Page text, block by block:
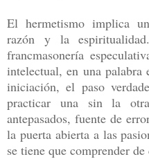
El hermetismo implica
razón y la
francmasonería
intelectual, en una
iniciación, el paso
practicar una sin la
antepasados, fuente de
la puerta abierta a las
se tiene que comprender de